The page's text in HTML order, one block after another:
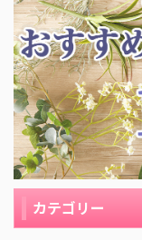
カテゴリー